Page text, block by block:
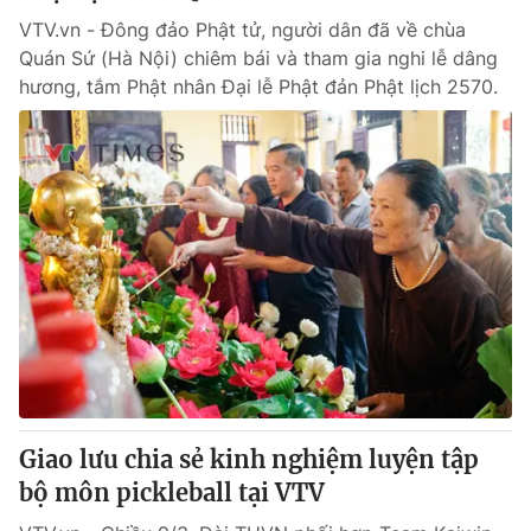
Photo Infographic
Video Shorts video
VTV Money VTV Thể thao
VTV Sức khoẻ Bất động sản
Thị trường 24h Tấm lòng Việt
VTV4 Vươn mình bằng AI
VTV9 VTV8
Liên hệ tòa soạn English
VTV.vn - Đông đảo Phật tử, người dân đã về chùa
Quán Sứ (Hà Nội) chiêm bái và tham gia nghi lễ dâng
hương, tắm Phật nhân Đại lễ Phật đản Phật lịch 2570.
Giao lưu chia sẻ kinh nghiệm luyện tập
bộ môn pickleball tại VTV